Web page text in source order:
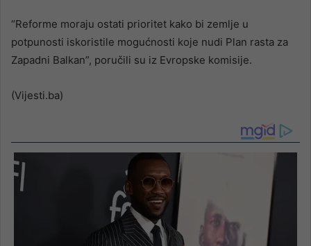
“Reforme moraju ostati prioritet kako bi zemlje u
potpunosti iskoristile mogućnosti koje nudi Plan rasta za
Zapadni Balkan”, poručili su iz Evropske komisije.
(Vijesti.ba)